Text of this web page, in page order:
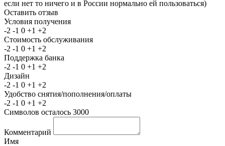
если нет то ничего и в России нормально ей пользоваться)
Оставить отзыв
Условия получения
-2 -1 0 +1 +2
Стоимость обслуживания
-2 -1 0 +1 +2
Поддержка банка
-2 -1 0 +1 +2
Дизайн
-2 -1 0 +1 +2
Удобство снятия/пополнения/оплаты
-2 -1 0 +1 +2
Символов осталось 3000
Комментарий
Имя